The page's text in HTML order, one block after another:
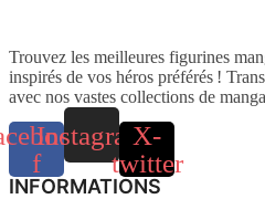
Trouvez les meilleures figurines
inspirés de vos héros préférés !
avec nos vastes collections de
f
InstagramX-
twitter
INFORMATIONS